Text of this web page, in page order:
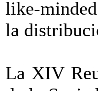
like-
la
La XIV